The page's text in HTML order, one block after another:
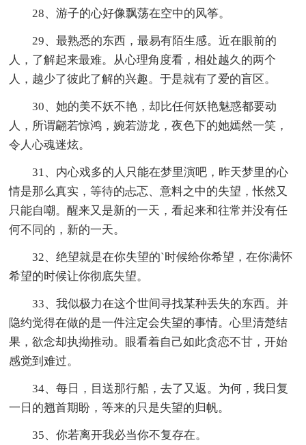
28、游子的心好像飘荡在空中的风筝。
29、最熟悉的东西，最易有陌生感。近在眼前的
人，了解起来最难。从心理角度看，相处越久的两个
人，越少了彼此了解的兴趣。于是就有了爱的盲区。
30、她的美不妖不艳，却比任何妖艳魅惑都要动
人，所谓翩若惊鸿，婉若游龙，夜色下的她嫣然一笑，
令人心魂迷炫。
31、内心戏多的人只能在梦里演吧，昨天梦里的心
情是那么真实，等待的忐忑、意料之中的失望，怅然又
只能自嘲。醒来又是新的一天，看起来和往常并没有任
何不同的，新的一天。
32、绝望就是在你失望的`时候给你希望，在你满怀
希望的时候让你彻底失望。
33、我似极力在这个世间寻找某种丢失的东西。并
隐约觉得在做的是一件注定会失望的事情。心里清楚结
果，欲念却执拗推动。眼看着自己如此贪恋不甘，开始
感觉到难过。
34、每日，目送那行船，去了又返。为何，我日复
一日的翘首期盼，等来的只是失望的归帆。
35、你若离开我必当你不复存在。